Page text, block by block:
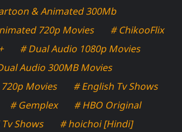
& Animated 300Mb
720p Movies
# ChikooFlix
# Dual Audio 1080p Movies
Audio 300MB Movies
Movies
# English Tv Shows
# Gemplex
# HBO Original
Shows
# hoichoi [Hindi]